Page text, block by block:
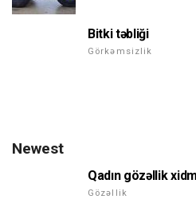
Bitki təbliği
Görkəmsizlik
Newest
Qadın gözəllik
Gözəllik